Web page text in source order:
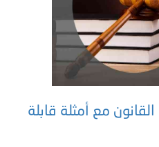
مع أمثلة قابلة